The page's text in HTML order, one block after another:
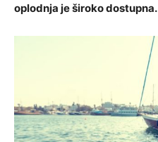
oplodnja je široko dostupna.